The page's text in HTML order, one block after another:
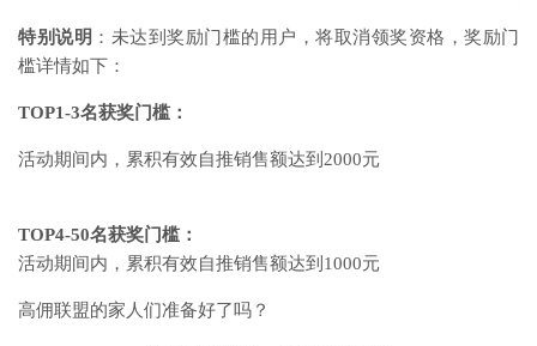
特别说明 ：未达到奖励门槛的用户，将取消领奖资格，奖励门
槛详情如下：
TOP1-3名获奖门槛：
活动期间内，累积有效自推销售额达到2000元
TOP4-50名获奖门槛：
活动期间内，累积有效自推销售额达到1000元
高佣联盟的家人们准备好了吗？